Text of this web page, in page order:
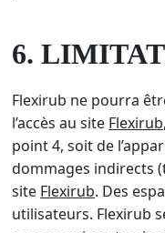
6.
Flexirub ne pourra
l’accès au site Flexirub
point 4, soit de
dommages indirects
site Flexirub. Des
utilisateurs. Flexirub